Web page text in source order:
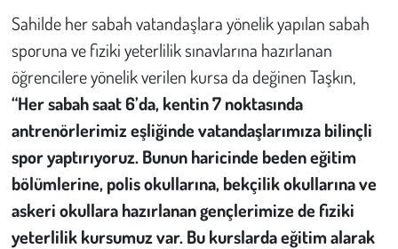
Sahilde her sabah vatandaşlara yönelik yapılan sabah
sporuna ve fiziki yeterlilik sınavlarına hazırlanan
öğrencilere yönelik verilen kursa da değinen Taşkın,
“Her sabah saat 6’da, kentin 7 noktasında
antrenörlerimiz eşliğinde vatandaşlarımıza bilinçli
spor yaptırıyoruz. Bunun haricinde beden eğitim
bölümlerine, polis okullarına, bekçilik okullarına ve
askeri okullara hazırlanan gençlerimize de fiziki
yeterlilik kursumuz var. Bu kurslarda eğitim alarak